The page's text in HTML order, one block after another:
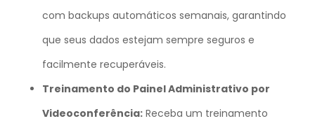
com backups automáticos semanais, garantindo
que seus dados estejam sempre seguros e
facilmente recuperáveis.
Treinamento do Painel Administrativo por
Videoconferência: Receba um treinamento